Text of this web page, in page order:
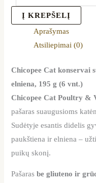
Į KREPŠELĮ
Aprašymas
Atsiliepimai (0)
Chicopee Cat konservai
elniena, 195 g (6 vnt.)
Chicopee Cat Poultry &
pašaras suaugusioms
Sudėtyje esantis didelis
paukštiena ir elniena –
puikų skonį.
Pašarasbe gliuteno ir